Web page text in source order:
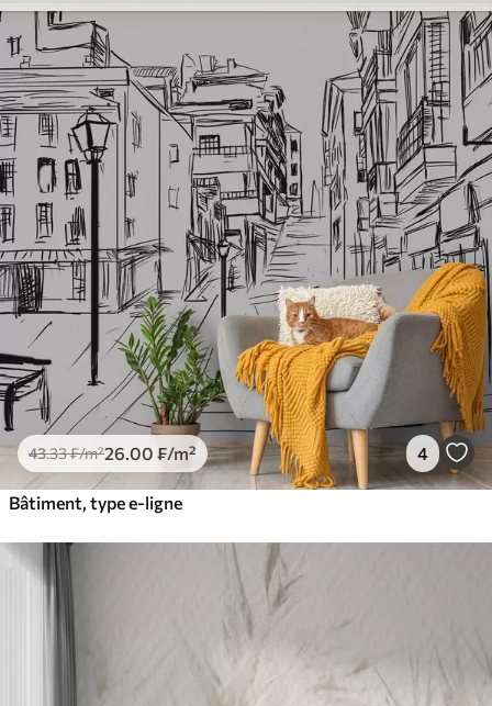
43.33₣/m²26.00 ₣/m² 4
Bâtiment, type e-ligne